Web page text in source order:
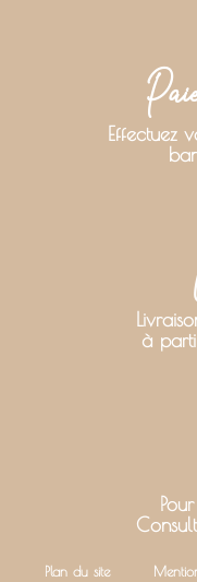
Effectuez
à
Plan du site